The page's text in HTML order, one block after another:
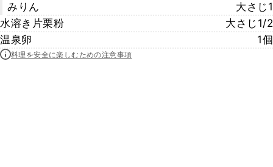
みりん
大さじ1
水溶き片栗粉
大さじ1/2
温泉卵
1個
料理を安全に楽しむための注意事項